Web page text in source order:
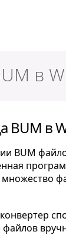
в
BUM в
BUM